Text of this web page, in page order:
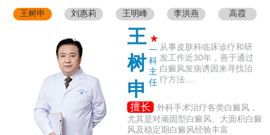
王树申 刘惠莉 王明峰 李洪燕 高霞
王
树
申
★
一
科
主
任
从事皮肤科临床诊疗和研
发工作近30年，善于通过
白癜风发病诱因来寻找治
疗方法....
擅长
外科手术治疗各类白癜风，
尤其是对顽固型白癜风、大面积白癜
风及稳定期白癜风经验丰富